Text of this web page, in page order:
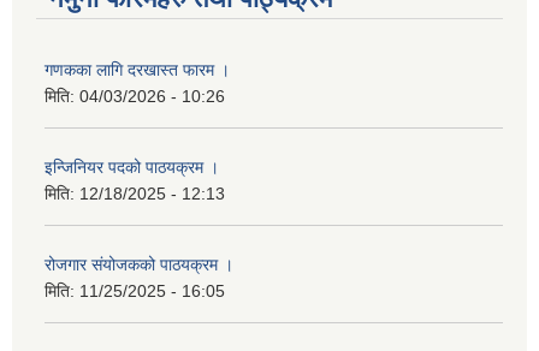
गणकका लागि दरखास्त फारम ।
मिति: 04/03/2026 - 10:26
इन्जिनियर पदको पाठयक्रम ।
मिति: 12/18/2025 - 12:13
रोजगार संयोजकको पाठयक्रम ।
मिति: 11/25/2025 - 16:05